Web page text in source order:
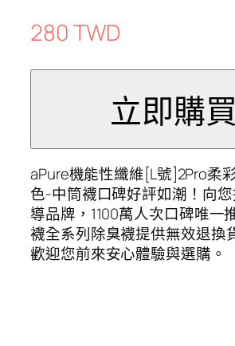
280 TWD
aPure機能性纖維[L號]2Pro柔
色-中筒襪口碑好評如潮！向
導品牌，1100萬人次口碑唯一
襪全系列除臭襪提供無效退換
歡迎您前來安心體驗與選購。